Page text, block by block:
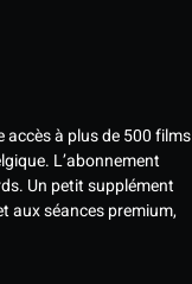
accès à plus de 500 films
L’abonnement
Un petit supplément
aux séances premium,